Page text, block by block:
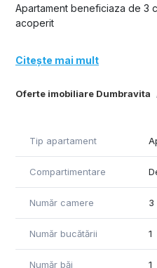
Oferte imobiliare Dumbravita
Apartament beneficiaza de 3
acoperit
Citește mai mult
Tip apartament
Compartimentare
Număr camere 3
Număr bucătării 1
Număr băi 1